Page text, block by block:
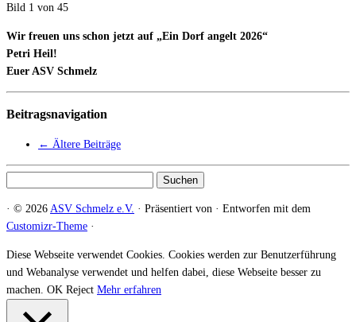
Bild 1 von 45
Wir freuen uns schon jetzt auf „Ein Dorf angelt 2026“
Petri Heil!
Euer ASV Schmelz
Beitragsnavigation
← Ältere Beiträge
· © 2026 ASV Schmelz e.V. · Präsentiert von · Entworfen mit dem
Customizr-Theme ·
Diese Webseite verwendet Cookies. Cookies werden zur Benutzerführung
und Webanalyse verwendet und helfen dabei, diese Webseite besser zu
machen. OK Reject Mehr erfahren